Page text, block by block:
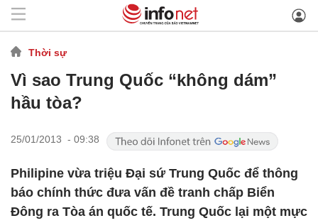
Thời sự
Vì sao Trung Quốc “không dám”
hầu tòa?
25/01/2013 - 09:38
Philipine vừa triệu Đại sứ Trung Quốc để thông
báo chính thức đưa vấn đề tranh chấp Biển
Đông ra Tòa án quốc tế. Trung Quốc lại một mực